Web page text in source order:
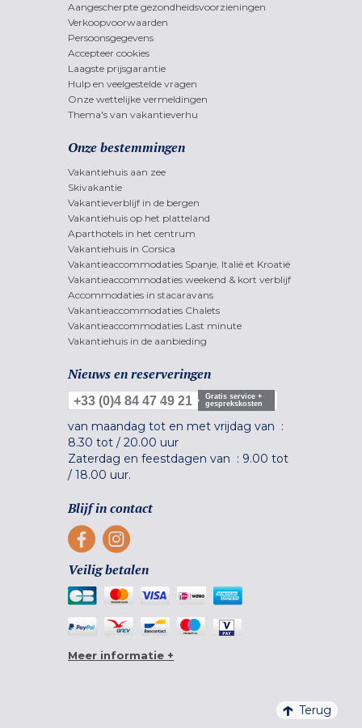
Aangescherpte gezondheidsvoorzieningen
Verkoopvoorwaarden
Persoonsgegevens
Accepteer cookies
Laagste prijsgarantie
Hulp en veelgestelde vragen
Onze wettelijke vermeldingen
Thema's van vakantieverhu
Onze bestemmingen
Vakantiehuis aan zee
Skivakantie
Vakantieverblijf in de bergen
Vakantiehuis op het platteland
Aparthotels in het centrum
Vakantiehuis in Corsica
Vakantieaccommodaties Spanje, Italië et Kroatië
Vakantieaccommodaties weekend & kort verblijf
Accommodaties in stacaravans
Vakantieaccommodaties Chalets
Vakantieaccommodaties Last minute
Vakantiehuis in de aanbieding
Nieuws en reserveringen
+33 (0)4 84 47 49 21
Gratis service +
gesprekskosten
van maandag tot en met vrijdag van :
8.30 tot / 20.00 uur
Zaterdag en feestdagen van : 9.00 tot
/ 18.00 uur.
Blijf in contact
Veilig betalen
Meer informatie +
Terug